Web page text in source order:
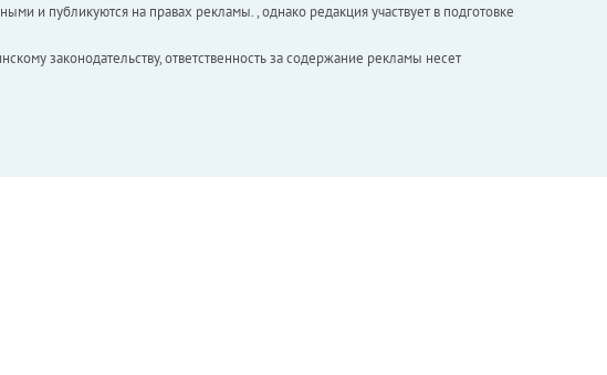
и публикуются на правах рекламы. , однако редакция участвует в подготовке
законодательству, ответственность за содержание рекламы несет